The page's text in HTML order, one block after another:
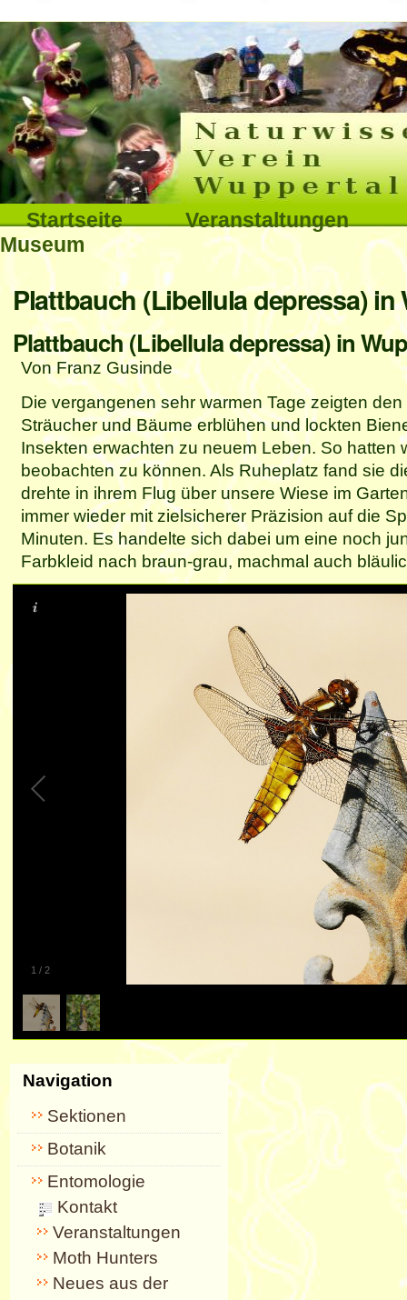
Direkt
zum
Inhalt
|
Direkt
zur
Navigation
Sektionen
Startseite
Veranstaltungen
Museum
Benutzerspezifische
Werkzeuge
Interna
Plattbauch (Libellula depressa) in
Plattbauch (Libellula depressa) in
Von Franz Gusinde
Die vergangenen sehr warmen Tage zeigten
Sträucher und Bäume erblühen und lockten
Insekten erwachten zu neuem Leben. So
beobachten zu können. Als Ruheplatz fand sie
drehte in ihrem Flug über unsere Wiese im
immer wieder mit zielsicherer Präzision auf die
Minuten. Es handelte sich dabei um eine noch
Farbkleid nach braun-grau, machmal auch
1 / 2
Navigation
Sektionen
Botanik
Entomologie
Kontakt
Veranstaltungen
Moth Hunters
Neues aus der